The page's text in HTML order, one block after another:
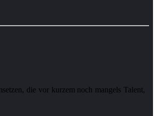
die vor kurzem noch mangels Talent,